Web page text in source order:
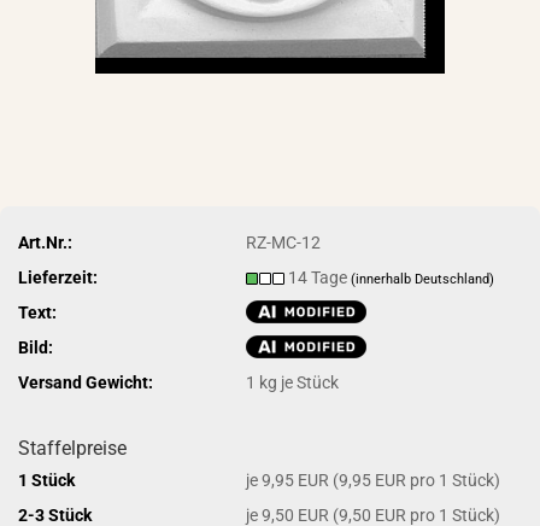
Art.Nr.:
RZ-MC-12
Lieferzeit:
14 Tage(innerhalb Deutschland)
Text:
Bild:
Versand Gewicht:
1 kg je Stück
Staffelpreise
1 Stück
je 9,95 EUR (9,95 EUR pro 1 Stück)
2-3 Stück
je 9,50 EUR (9,50 EUR pro 1 Stück)